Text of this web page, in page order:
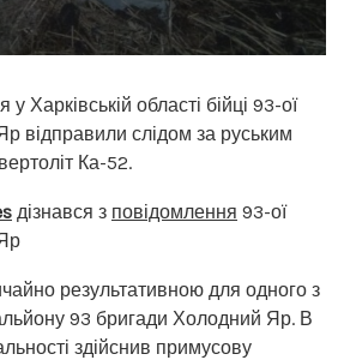
у Харківській області бійці 93-ої
відправили слідом за руським
Ка-52.
дізнався з повідомлення 93-ої
результативною для одного з
93 бригади Холодний Яр. В
здійснив примусову